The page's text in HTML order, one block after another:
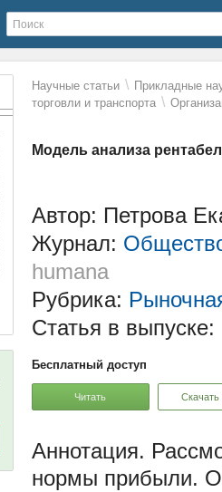
Научные статьи \ Прикладные
торговли и транспорта \
Модель анализа
Автор: Петрова
Журнал:
humana
Рубрика:
Статья в выпуске:
Бесплатный доступ
Читать Скачать
нормы прибыли.